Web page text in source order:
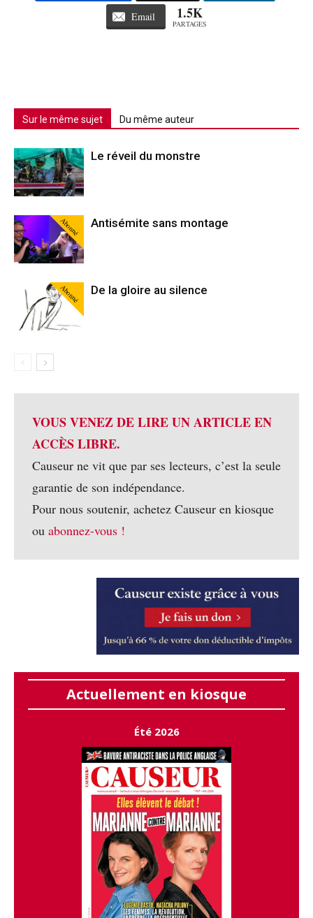
Email 1.5K
PARTAGES
Sur le même sujet Du même auteur
Le réveil du monstre
Abonné Antisémite sans montage
Abonné De la gloire au silence
VOUS VENEZ DE LIRE UN ARTICLE EN
ACCÈS LIBRE.
Causeur ne vit que par ses lecteurs, c’est la seule
garantie de son indépendance.
Pour nous soutenir, achetez Causeur en kiosque
ou abonnez-vous !
Actuellement en kiosque
Été 2026